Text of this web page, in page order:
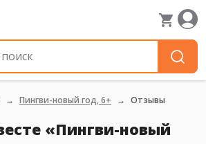
Пингви-новый год, 6+ Отзывы
«Пингви-новый